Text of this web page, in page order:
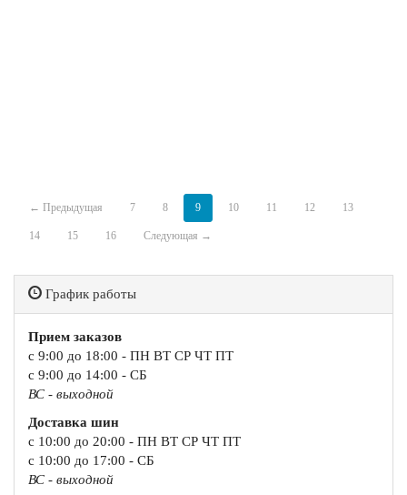
← Предыдущая 7 8 9 10 11 12 13
14 15 16 Следующая →
График работы
Прием заказов
с 9:00 до 18:00 - ПН ВТ СР ЧТ ПТ
с 9:00 до 14:00 - СБ
ВС - выходной
Доставка шин
с 10:00 до 20:00 - ПН ВТ СР ЧТ ПТ
с 10:00 до 17:00 - СБ
ВС - выходной